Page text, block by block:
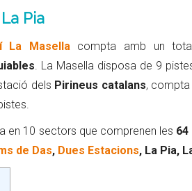
Pia
La Masellacompta amb un
. La Masella disposa de 9
dels Pirineus catalans, compta
en 10 sectors que comprenen les 64
de Das, Dues Estacions, La Pia,